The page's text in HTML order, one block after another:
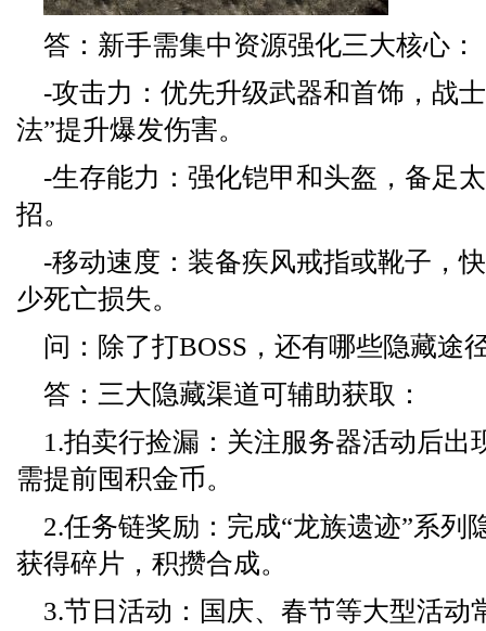
答：新手需集中资源强化三大核心：
-攻击力：优先升级武器和首饰，战
法”提升爆发伤害。
-生存能力：强化铠甲和头盔，备足
招。
-移动速度：装备疾风戒指或靴子，
少死亡损失。
问：除了打BOSS，还有哪些隐藏途
答：三大隐藏渠道可辅助获取：
1.拍卖行捡漏：关注服务器活动后出
需提前囤积金币。
2.任务链奖励：完成“龙族遗迹”系列
获得碎片，积攒合成。
3.节日活动：国庆、春节等大型活动